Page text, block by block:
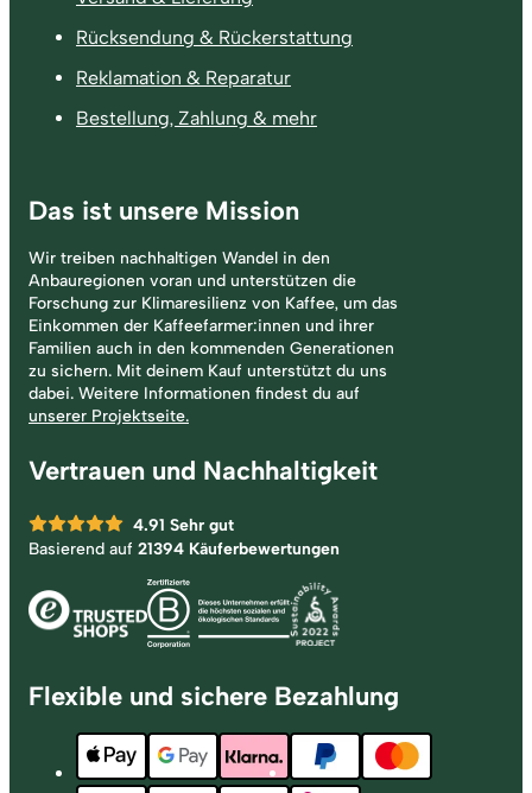
Rücksendung & Rückerstattung
Reklamation & Reparatur
Bestellung, Zahlung & mehr
Das ist unsere Mission
Wir treiben nachhaltigen Wandel in den
Anbauregionen voran und unterstützen die
Forschung zur Klimaresilienz von Kaffee, um das
Einkommen der Kaffeefarmer:innen und ihrer
Familien auch in den kommenden Generationen
zu sichern. Mit deinem Kauf unterstützt du uns
dabei. Weitere Informationen findest du auf
unserer Projektseite.
Vertrauen und Nachhaltigkeit
4.91 Sehr gut
Basierend auf 21394 Käuferbewertungen
Flexible und sichere Bezahlung